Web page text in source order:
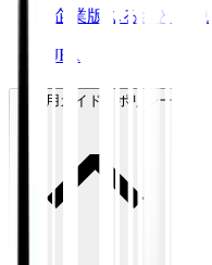
企業版ふるさと納税
JFA
ご利用ガイド・ポリシー